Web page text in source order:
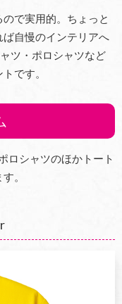
で実用的。ちょっと
自慢のインテリアへ
ツ・ポロシャツなど
です。
ロシャツのほかトート
。